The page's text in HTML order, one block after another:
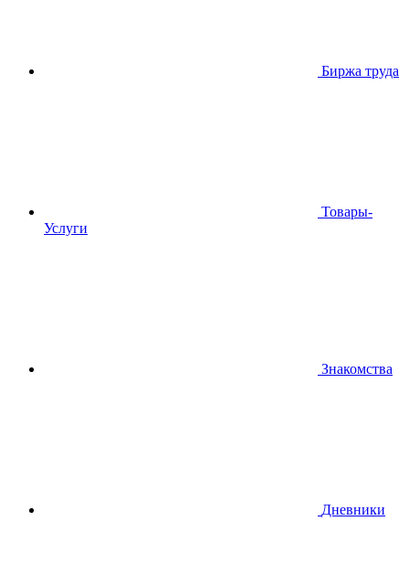
Биржа труда
Товары-
Услуги
Знакомства
Дневники